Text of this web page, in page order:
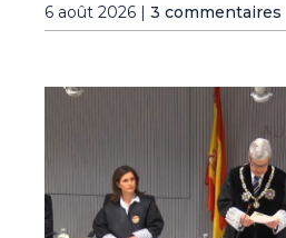
6 août 2026 | 3 commentaires